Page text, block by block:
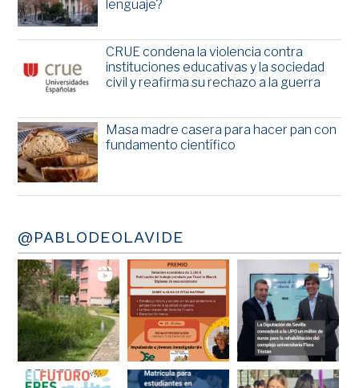
lenguaje?
CRUE condena la violencia contra
instituciones educativas y la sociedad
civil y reafirma su rechazo a la guerra
Masa madre casera para hacer pan con
fundamento científico
@PABLODEOLAVIDE